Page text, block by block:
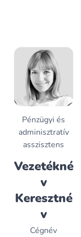
Pénzügyi és
adminisztratív
asszisztens
Vezetékné
v
Keresztné
v
Cégnév